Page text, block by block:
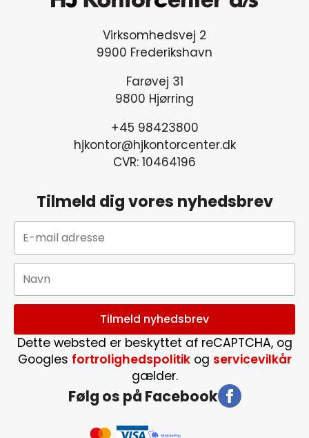
Virksomhedsvej 2
9900 Frederikshavn
Farøvej 31
9800 Hjørring
+45 98423800
hjkontor@hjkontorcenter.dk
CVR: 10464196
Tilmeld dig vores nyhedsbrev
Dette websted er beskyttet af reCAPTCHA, og
Googles fortrolighedspolitikog servicevilkår
gælder.
Følg os på Facebook